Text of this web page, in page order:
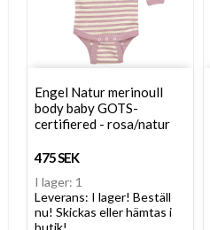
Engel Natur merinoull
body baby GOTS-
certifiered - rosa/natur
475 SEK
I lager: 1
Leverans: I lager! Beställ
nu! Skickas eller hämtas i
butik!